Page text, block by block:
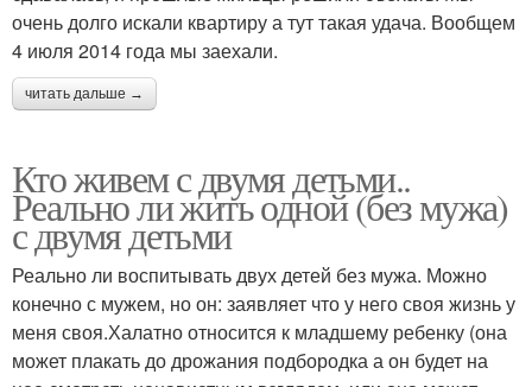
очень долго искали квартиру а тут такая удача. Вообщем
4 июля 2014 года мы заехали.
читать дальше →
Кто живем с двумя детьми..
Реально ли жить одной (без мужа)
с двумя детьми
Реально ли воспитывать двух детей без мужа. Можно
конечно с мужем, но он: заявляет что у него своя жизнь у
меня своя.Халатно относится к младшему ребенку (она
может плакать до дрожания подбородка а он будет на